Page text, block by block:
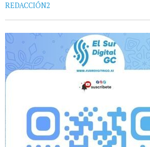
REDACCIÓN2